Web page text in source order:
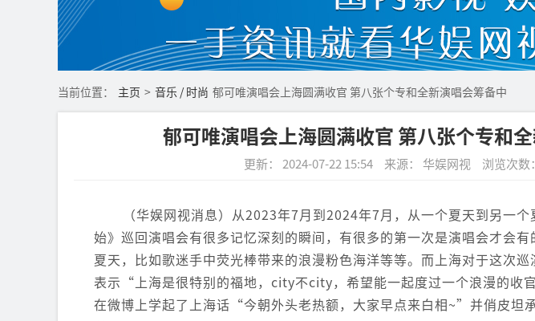
当前位置： 主页 > 音乐 / 时尚 郁可唯演唱会上海圆满收官 第八张个专和全新演唱会筹备中
郁可唯演唱会上海圆满收官 第八张个专和
更新： 2024-07-22 15:54 来源： 华娱网视 浏览次数：
（华娱网视消息）从2023年7月到2024年7月，从一个夏天到另一
始》巡回演唱会有很多记忆深刻的瞬间，有很多的第一次是演唱会才会
夏天，比如歌迷手中荧光棒带来的浪漫粉色海洋等等。而上海对于这次
表示“上海是很特别的福地，city不city，希望能一起度过一个浪漫的收
在微博上学起了上海话“今朝外头老热额，大家早点来白相~”并俏皮